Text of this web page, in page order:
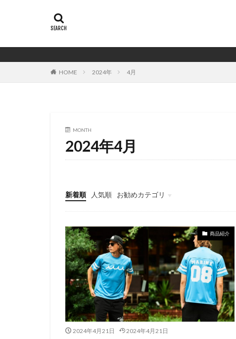
HOME 2024年 4月
MONTH
2024年4月
新着順 人気順
お勧めカテゴリ
バイイング
商品紹介
2024年4月21日 2024年4月21日